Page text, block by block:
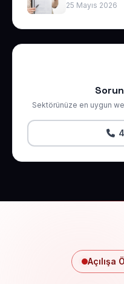
25 Mayıs 2026
Sektörünüze en uygun
Açılışa